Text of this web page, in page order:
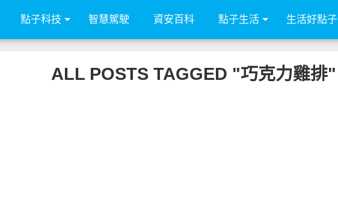
點子科技 智慧駕駛 資安百科 點子生活 生活好點子
ALL POSTS TAGGED "巧克力雞排"